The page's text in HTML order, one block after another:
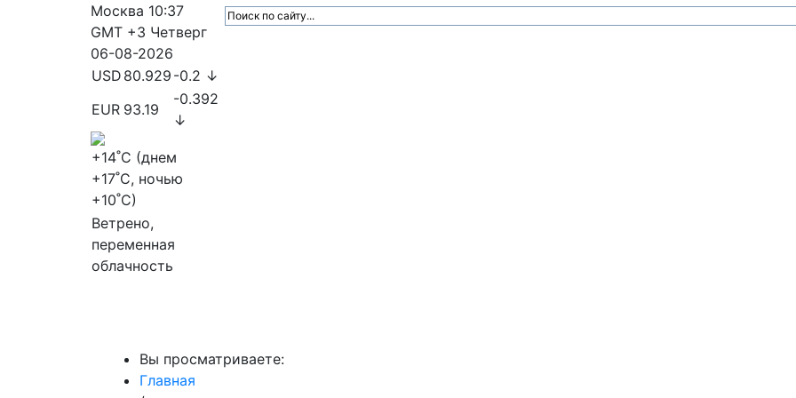
Москва 10:37
GMT +3 Четверг
06-08-2026
USD 80.929 -0.2 ↓
EUR 93.19
-0.392
↓
+14˚C (днем
+17˚C, ночью
+10˚C)
Ветрено,
переменная
облачность
Вы просматриваете:
Главная